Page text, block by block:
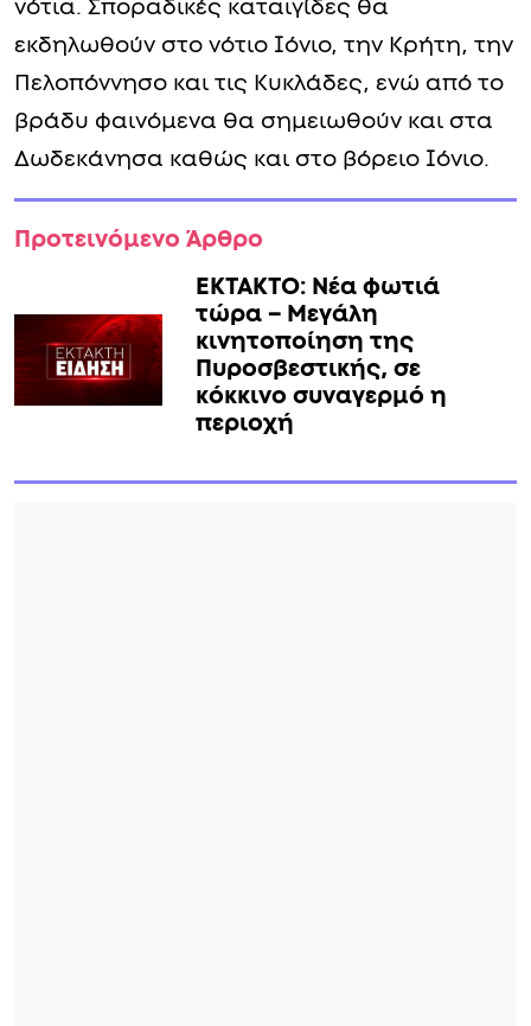
νότια. Σποραδικές καταιγίδες θα
εκδηλωθούν στο νότιο Ιόνιο, την Κρήτη, την
Πελοπόννησο και τις Κυκλάδες, ενώ από το
βράδυ φαινόμενα θα σημειωθούν και στα
Δωδεκάνησα καθώς και στο βόρειο Ιόνιο.
Προτεινόμενο Άρθρο
ΕΚΤΑΚΤΟ: Νέα φωτιά
τώρα – Μεγάλη
κινητοποίηση της
Πυροσβεστικής, σε
κόκκινο συναγερμό η
περιοχή